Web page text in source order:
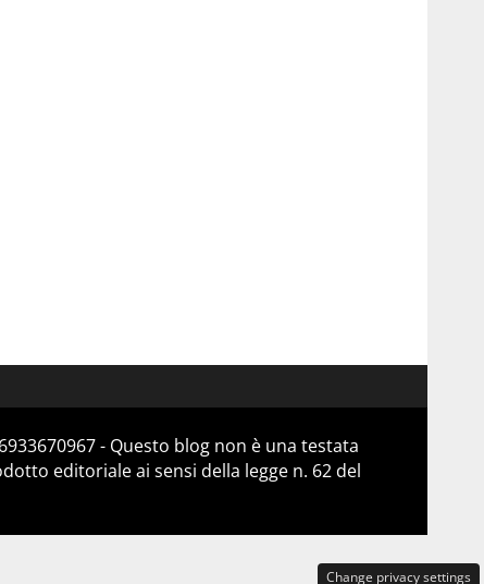
- Questo blog non è una testata
editoriale ai sensi della legge n. 62 del
Change privacy settings